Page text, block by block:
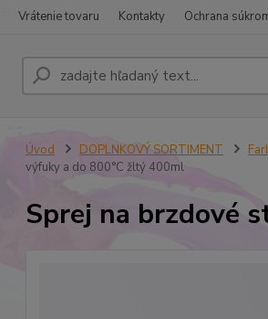
Vrátenie tovaru Kontakty Ochrana
Úvod DOPLNKOVÝ SORTIMENT
výfuky a do 800°C žltý 400ml
Sprej na brzdové